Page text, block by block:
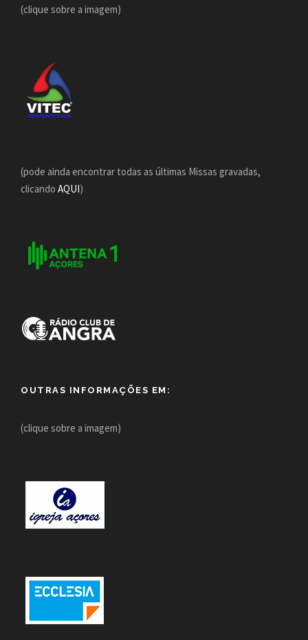
(clique sobre a imagem)
(pode ainda encontrar todas as últimas Missas gravadas,
clicando AQUI)
OUTRAS INFORMAÇÕES EM:
(clique sobre a imagem)